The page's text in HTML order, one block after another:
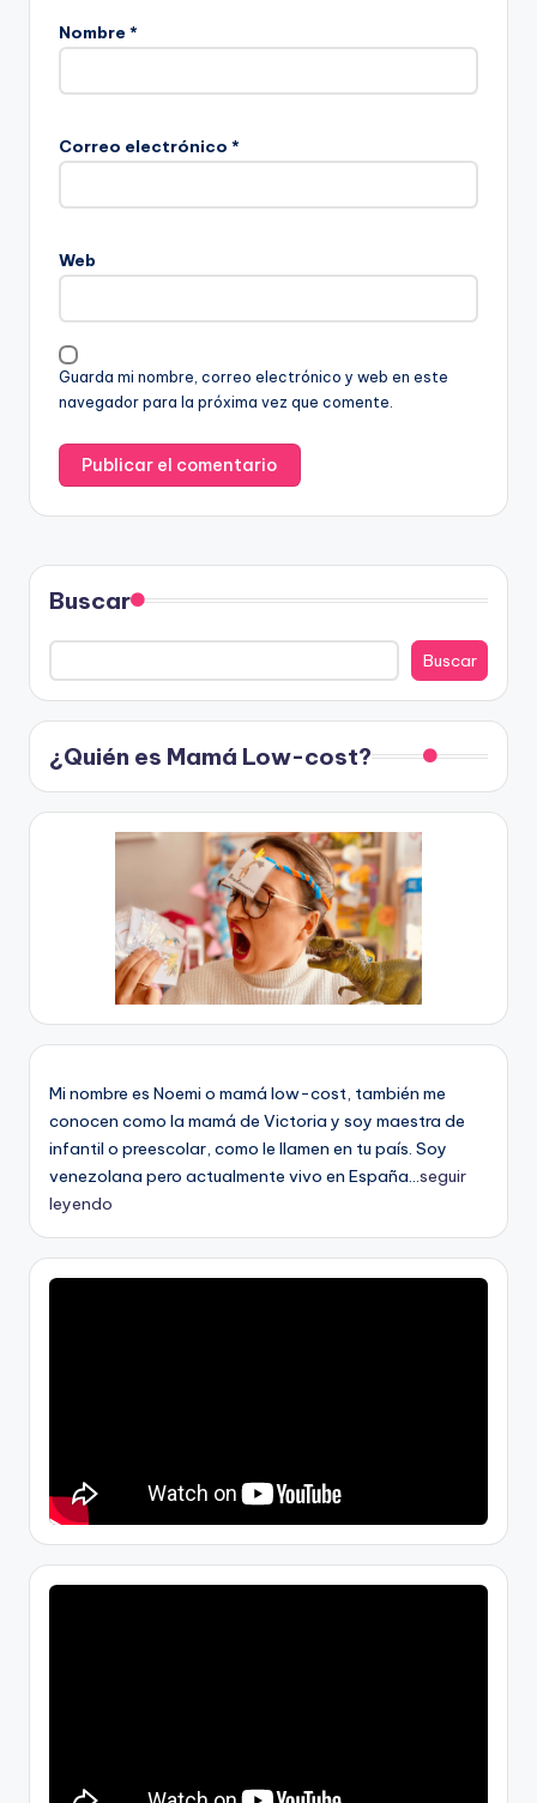
Nombre *
Correo electrónico *
Web
Guarda mi nombre, correo electrónico y web en este
navegador para la próxima vez que comente.
Buscar
Buscar
¿Quién es Mamá Low-cost?
Mi nombre es Noemi o mamá low-cost, también me
conocen como la mamá de Victoria y soy maestra de
infantil o preescolar, como le llamen en tu país. Soy
venezolana pero actualmente vivo en España...seguir
leyendo